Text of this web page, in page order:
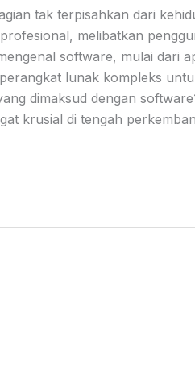
tak terpisahkan dari
melibatkan
software, mulai dari
lunak kompleks
dimaksud dengan
krusial di tengah